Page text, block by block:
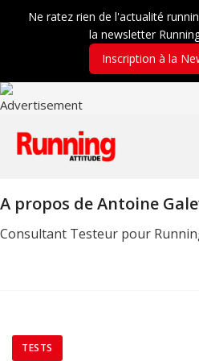
A propos deAntoine
Consultant Testeur pour
TESTS
Ne ratez rien de l'actualité
la newsletter
Inscription à la